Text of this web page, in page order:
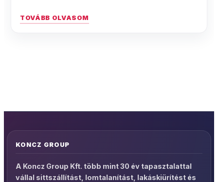
TOVÁBB OLVASOM
KONCZ GROUP
A Koncz Group Kft. több mint 30 év tapasztalattal
vállal sittszállítást, lomtalanítást, lakáskiürítést és